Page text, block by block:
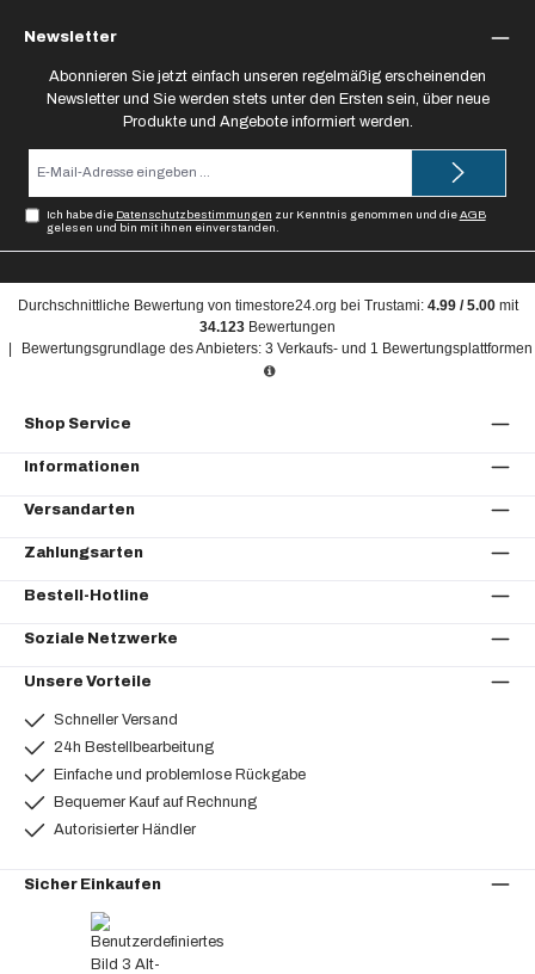
Durchschnittliche Bewertung von timestore24.org bei Trustami: 4.99/5.00mit
34.123 Bewertungen
|
Bewertungsgrundlage des Anbieters: 3 Verkaufs- und 1 Bewertungsplattformen
Newsletter
Abonnieren Sie jetzt einfach unseren regelmäßig erscheinenden
Newsletter und Sie werden stets unter den Ersten sein, über neue
Produkte und Angebote informiert werden.
Ich habe die Datenschutzbestimmungen zur Kenntnis genommen und dieAGB
gelesen und bin mit ihnen einverstanden.
Shop Service
Informationen
Versandarten
Zahlungsarten
Bestell-Hotline
Soziale Netzwerke
Unsere Vorteile
Schneller Versand
24h Bestellbearbeitung
Einfache und problemlose Rückgabe
Bequemer Kauf auf Rechnung
Autorisierter Händler
Sicher Einkaufen